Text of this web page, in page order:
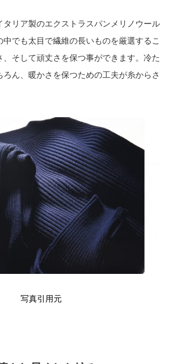
タリア製のエクストラスパンメリノウール
でも太目で繊維の長いものを厳選するこ
、そして頑丈さを保つ事ができます。冷た
ろん、暖かさを保つための工夫が糸からさ
写真引用元